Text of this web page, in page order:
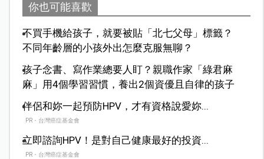
你也可能喜歡
不買手機給孩子，就要被貼「北七父母」標籤？
不同年齡層的小孩外出怎麼克服無聊？
孩子念書、寫作業總要人盯？親職作家「綠君麻
麻」用4個學習習慣，養出2個資優且自律的孩子
伴侶和妳一起預防HPV，才有資格說愛妳...
PR・台灣癌症基金會
立即諮詢HPV！是對自己健康最好的投資...
PR・台灣癌症基金會